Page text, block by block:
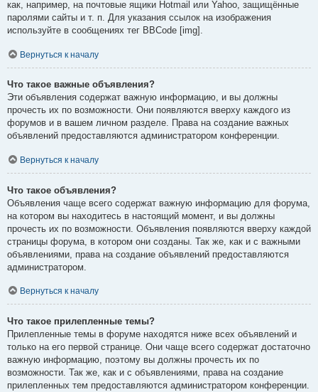
как, например, на почтовые ящики Hotmail или Yahoo, защищённые
паролями сайты и т. п. Для указания ссылок на изображения
используйте в сообщениях тег BBCode [img].
Вернуться к началу
Что такое важные объявления?
Эти объявления содержат важную информацию, и вы должны
прочесть их по возможности. Они появляются вверху каждого из
форумов и в вашем личном разделе. Права на создание важных
объявлений предоставляются администратором конференции.
Вернуться к началу
Что такое объявления?
Объявления чаще всего содержат важную информацию для форума,
на котором вы находитесь в настоящий момент, и вы должны
прочесть их по возможности. Объявления появляются вверху каждой
страницы форума, в котором они созданы. Так же, как и с важными
объявлениями, права на создание объявлений предоставляются
администратором.
Вернуться к началу
Что такое прилепленные темы?
Прилепленные темы в форуме находятся ниже всех объявлений и
только на его первой странице. Они чаще всего содержат достаточно
важную информацию, поэтому вы должны прочесть их по
возможности. Так же, как и с объявлениями, права на создание
прилепленных тем предоставляются администратором конференции.